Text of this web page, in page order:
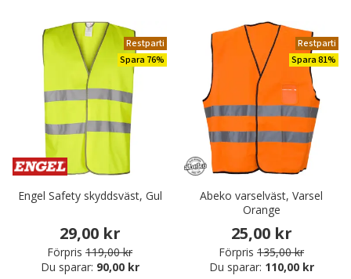
Restparti
Spara 76%
Engel Safety skyddsväst, Gul
29,00 kr
Förpris 119,00 kr
Du sparar: 90,00 kr
Restparti
Spara 81%
Abeko varselväst, Varsel
Orange
25,00 kr
Förpris 135,00 kr
Du sparar: 110,00 kr